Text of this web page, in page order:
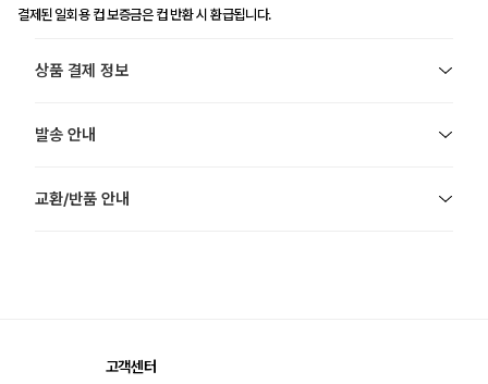
결제된 일회용 컵 보증금은 컵 반환 시 환급됩니다.
상품 결제 정보
발송 안내
교환/반품 안내
고객센터